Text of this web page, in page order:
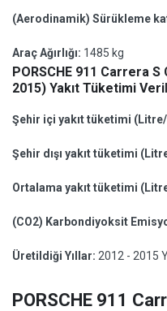
(Aerodinamik) Sürükleme
Araç Ağırlığı: 1485 kg
PORSCHE 911 Carrera
2015) Yakıt Tüketimi
Şehir içi yakıt tüketimi
Şehir dışı yakıt tüketimi
Ortalama yakıt tüketimi
(CO2) Karbondiyoksit
Üretildiği Yıllar: 2012 - 2015
PORSCHE 911